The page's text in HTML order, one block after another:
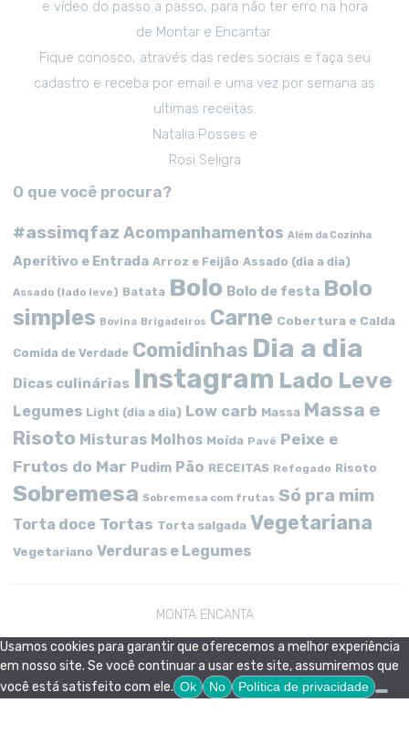
e vídeo do passo a passo, para não ter erro na hora
de Montar e Encantar.
Fique conosco, através das redes sociais e faça seu
cadastro e receba por email e uma vez por semana as
ultimas receitas.
Natalia Posses e
Rosi Seligra
O que você procura?
#assimqfaz Acompanhamentos Além da Cozinha
Aperitivo e Entrada Arroz e Feijão Assado (dia a dia)
Assado (lado leve) Batata Bolo Bolo de festa Bolo
simples Bovina Brigadeiros Carne Cobertura e Calda
Comida de Verdade Comidinhas Dia a dia
Dicas culinárias Instagram Lado Leve
Legumes Light (dia a dia) Low carb Massa Massa e
Risoto Misturas Molhos Moída Pavê Peixe e
Frutos do Mar Pudim Pão RECEITAS Refogado Risoto
Sobremesa Sobremesa com frutas Só pra mim
Torta doce Tortas Torta salgada Vegetariana
Vegetariano Verduras e Legumes
MONTA ENCANTA
Usamos cookies para garantir que oferecemos a melhor experiência
em nosso site. Se você continuar a usar este site, assumiremos que
você está satisfeito com ele. Ok No Política de privacidade